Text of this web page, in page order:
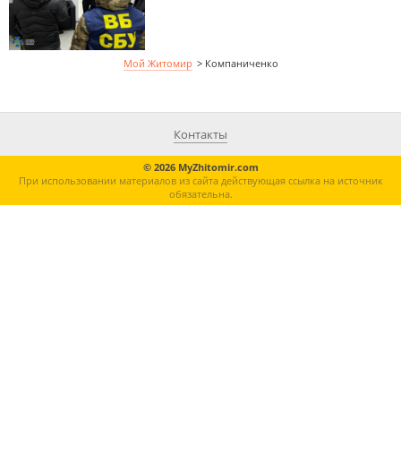
Мой Житомир > Компаниченко
Контакты
© 2026 MyZhitomir.com
При использовании материалов из сайта действующая ссылка на источник
обязательна.